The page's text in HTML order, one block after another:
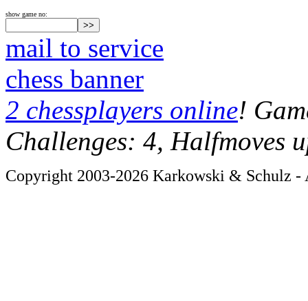
show game no:
mail to service
chess banner
2 chessplayers online!
Challenges: 4, Halfmoves
Copyright 2003-2026 Karkowski & Schulz